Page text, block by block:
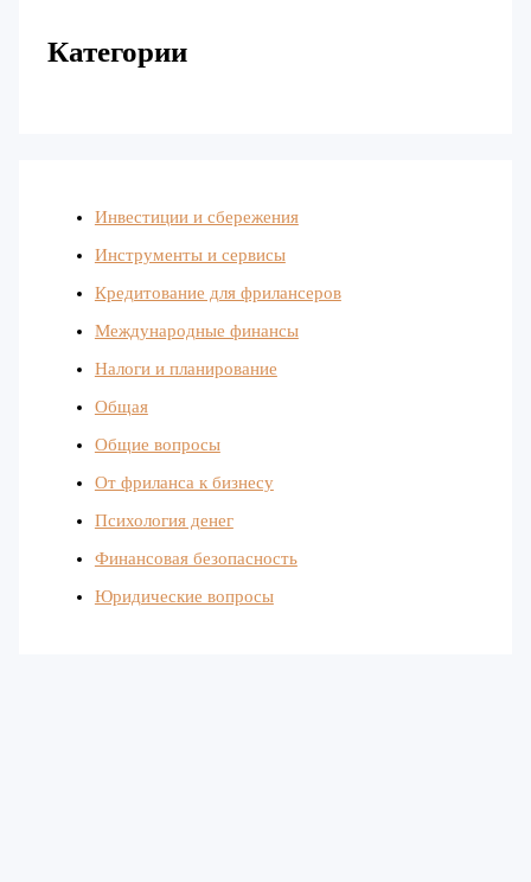
Категории
Инвестиции и сбережения
Инструменты и сервисы
Кредитование для фрилансеров
Международные финансы
Налоги и планирование
Общая
Общие вопросы
От фриланса к бизнесу
Психология денег
Финансовая безопасность
Юридические вопросы